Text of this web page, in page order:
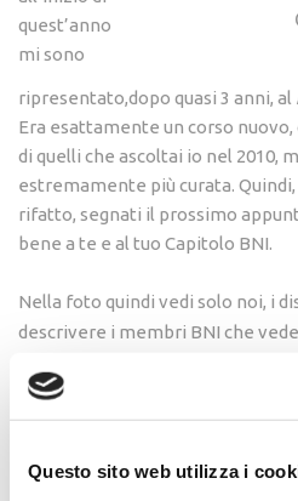
Questo sito web utilizza i
quest’anno
mi sono
ripresentato,dopo quasi 3 anni, al
Era esattamente un corso
di quelli che ascoltai io nel 2010,
estremamente più curata. Quindi,
rifatto, segnati il prossimo
bene a te e al tuo Capitolo BNI.
Nella foto quindi vedi solo noi, i
descrivere i membri BNI che
battuta di spirito (ehi!! In BNI si
come a scuola, ma al contrario
con la stessa inclinazione